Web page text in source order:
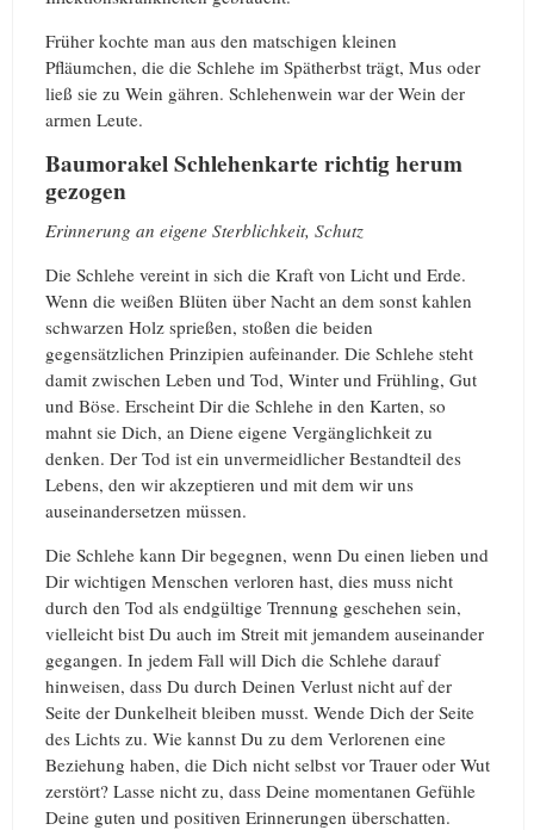
Früher kochte man aus den matschigen kleinen
Pfläumchen, die die Schlehe im Spätherbst trägt, Mus oder
ließ sie zu Wein gähren. Schlehenwein war der Wein der
armen Leute.
Baumorakel Schlehenkarte richtig herum
gezogen
Erinnerung an eigene Sterblichkeit, Schutz
Die Schlehe vereint in sich die Kraft von Licht und Erde.
Wenn die weißen Blüten über Nacht an dem sonst kahlen
schwarzen Holz sprießen, stoßen die beiden
gegensätzlichen Prinzipien aufeinander. Die Schlehe steht
damit zwischen Leben und Tod, Winter und Frühling, Gut
und Böse. Erscheint Dir die Schlehe in den Karten, so
mahnt sie Dich, an Diene eigene Vergänglichkeit zu
denken. Der Tod ist ein unvermeidlicher Bestandteil des
Lebens, den wir akzeptieren und mit dem wir uns
auseinandersetzen müssen.
Die Schlehe kann Dir begegnen, wenn Du einen lieben und
Dir wichtigen Menschen verloren hast, dies muss nicht
durch den Tod als endgültige Trennung geschehen sein,
vielleicht bist Du auch im Streit mit jemandem auseinander
gegangen. In jedem Fall will Dich die Schlehe darauf
hinweisen, dass Du durch Deinen Verlust nicht auf der
Seite der Dunkelheit bleiben musst. Wende Dich der Seite
des Lichts zu. Wie kannst Du zu dem Verlorenen eine
Beziehung haben, die Dich nicht selbst vor Trauer oder Wut
zerstört? Lasse nicht zu, dass Deine momentanen Gefühle
Deine guten und positiven Erinnerungen überschatten.